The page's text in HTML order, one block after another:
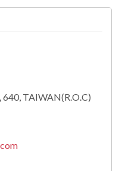
TAIWAN(R.O.C)